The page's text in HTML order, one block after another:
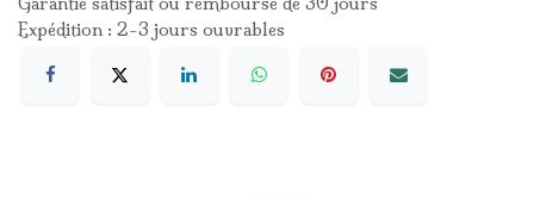
Expédition : 2-3 jours ouvrables